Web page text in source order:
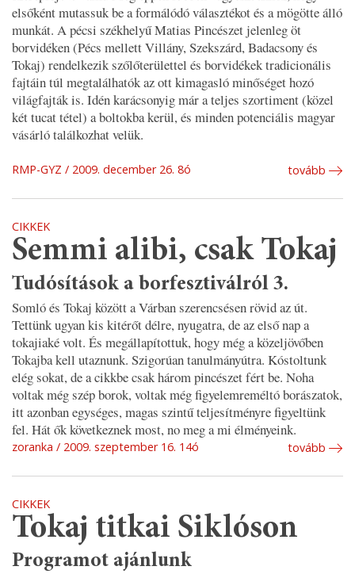
elsőként mutassuk be a formálódó választékot és a mögötte álló
munkát. A pécsi székhelyű Matias Pincészet jelenleg öt
borvidéken (Pécs mellett Villány, Szekszárd, Badacsony és
Tokaj) rendelkezik szőlőterülettel és borvidékek tradicionális
fajtáin túl megtalálhatók az ott kimagasló minőséget hozó
világfajták is. Idén karácsonyig már a teljes szortiment (közel
két tucat tétel) a boltokba kerül, és minden potenciális magyar
vásárló találkozhat velük.
RMP-GYZ 2009. december 26. 8ó tovább
CIKKEK
Semmi alibi, csak Tokaj
Tudósítások a borfesztiválról 3.
Somló és Tokaj között a Várban szerencsésen rövid az út.
Tettünk ugyan kis kitérőt délre, nyugatra, de az első nap a
tokajiaké volt. És megállapítottuk, hogy még a közeljövőben
Tokajba kell utaznunk. Szigorúan tanulmányútra. Kóstoltunk
elég sokat, de a cikkbe csak három pincészet fért be. Noha
voltak még szép borok, voltak még figyelemreméltó borászatok,
itt azonban egységes, magas szintű teljesítményre figyeltünk
fel. Hát ők következnek most, no meg a mi élményeink.
zoranka 2009. szeptember 16. 14ó tovább
CIKKEK
Tokaj titkai Siklóson
Programot ajánlunk